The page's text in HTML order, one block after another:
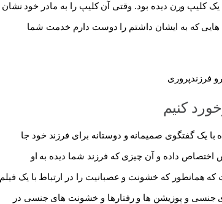
یک کلیپ ورن دیده بود. وقتی آن کلیپ را به مادر خود نشان
که به ایشان داشتم را دوست دارم خدمت شما
کنیم
با یک گفتگوی صمیمانه و دوستانه برای فرزند خود جا
اختصاص داده و آن چیزی که فرزند شما دیده به او
همانطور که خشونت و عصبانیت را در ارتباط با یک فیلم
جنسی و پوزیشن ها و رفتارها و خشونت های جنسی در